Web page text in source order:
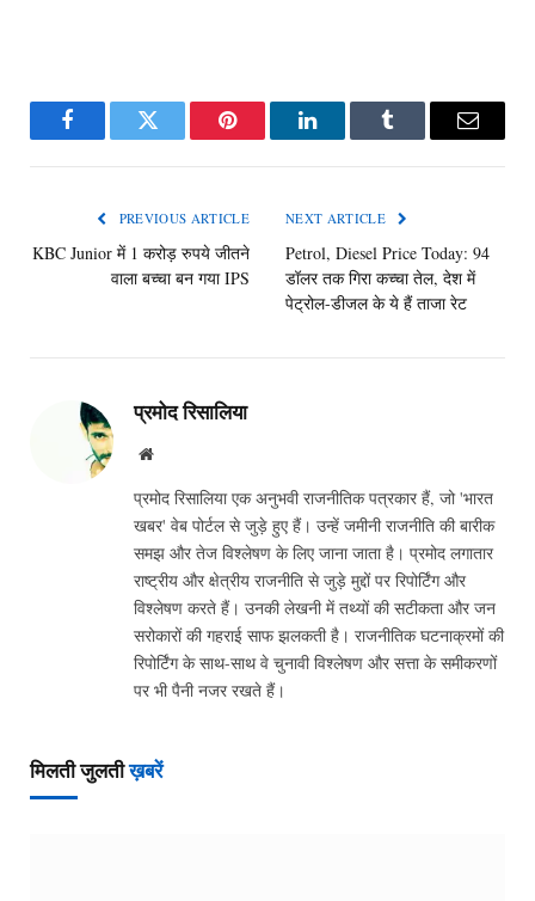
FacebookTwitter Pinterest LinkedInTumblr Email
PREVIOUS ARTICLE
KBC Junior में 1 करोड़ रुपये जीतने
वाला बच्चा बन गया IPS
NEXT ARTICLE
Petrol, Diesel Price Today: 94
डॉलर तक गिरा कच्चा तेल, देश में
पेट्रोल-डीजल के ये हैं ताजा रेट
प्रमोद रिसालिया
Website
प्रमोद रिसालिया एक अनुभवी राजनीतिक पत्रकार हैं, जो 'भारत
खबर' वेब पोर्टल से जुड़े हुए हैं। उन्हें जमीनी राजनीति की बारीक
समझ और तेज विश्लेषण के लिए जाना जाता है। प्रमोद लगातार
राष्ट्रीय और क्षेत्रीय राजनीति से जुड़े मुद्दों पर रिपोर्टिंग और
विश्लेषण करते हैं। उनकी लेखनी में तथ्यों की सटीकता और जन
सरोकारों की गहराई साफ झलकती है। राजनीतिक घटनाक्रमों की
रिपोर्टिंग के साथ-साथ वे चुनावी विश्लेषण और सत्ता के समीकरणों
पर भी पैनी नजर रखते हैं।
मिलती जुलतीख़बरें